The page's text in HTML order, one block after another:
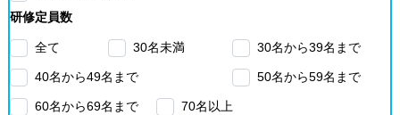
研修定員数
全て 30名未満 30名から39名まで
40名から49名まで 50名から59名まで
60名から69名まで
70名以上